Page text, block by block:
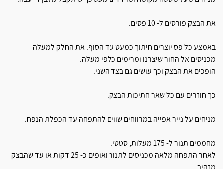
את הבצק פורסים ל- 10 פסים.
באמצע כל פס יוצרים חיתוך כמעט עד הסוף. את החלק למעלה
מכניסים אל החור שיצרנו ומרימים כלפי מעלה.
הופכים את הבצק וכך עושים גם בצד השני.
כך חוזרים עם כל שאר חתיכות הבצק.
מניחים על נייר אפייה במרווחים שווים להתפחה עד הכפלת הנפח.
מחממים תנור ל- 175 מעלות, סטטי.
לאחר התפחה מלאה מכניסים לתנור ואופים כ- 25 דקות או עד שהבצק
מזהיב.